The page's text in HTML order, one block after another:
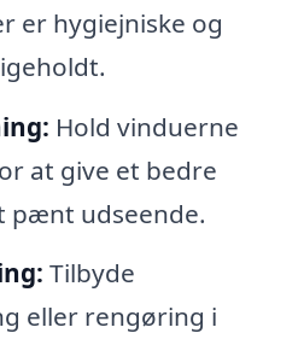
er hygiejniske og
Hold vinduerne
at give et bedre
pænt udseende.
Tilbyde
eller rengøring i